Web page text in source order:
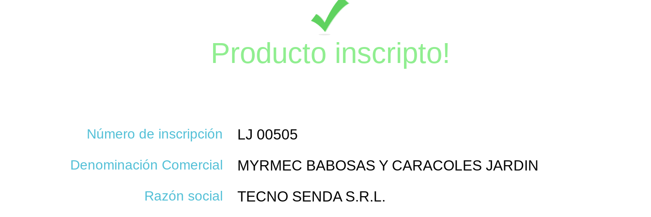
Producto inscripto!
Número de inscripción LJ 00505
Denominación Comercial MYRMEC BABOSAS Y CARACOLES JARDIN
Razón social TECNO SENDA S.R.L.